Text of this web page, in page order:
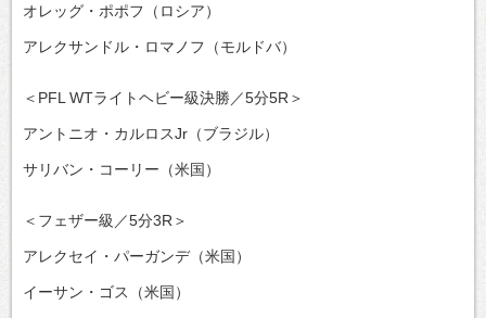
オレッグ・ポポフ（ロシア）
アレクサンドル・ロマノフ（モルドバ）
＜PFL WTライトヘビー級決勝／5分5R＞
アントニオ・カルロスJr（ブラジル）
サリバン・コーリー（米国）
＜フェザー級／5分3R＞
アレクセイ・パーガンデ（米国）
イーサン・ゴス（米国）